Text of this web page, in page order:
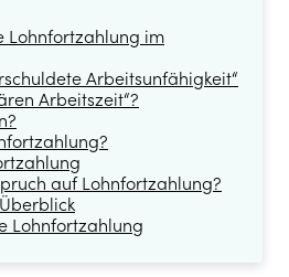
Lohnfortzahlung im
Arbeitsunfähigkeit“
Arbeitszeit“?
auf Lohnfortzahlung?
Lohnfortzahlung